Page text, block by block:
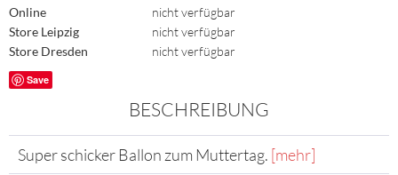
Online
nicht verfügbar
Store Leipzig
nicht verfügbar
Store Dresden
nicht verfügbar
Save
BESCHREIBUNG
Super schicker Ballon zum Muttertag. [mehr]